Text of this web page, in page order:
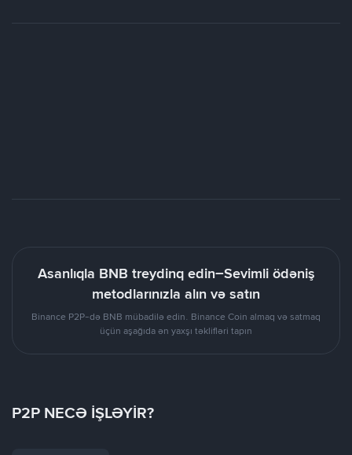
Asanlıqla BNB treydinq edin–Sevimli ödəniş
metodlarınızla alın və satın
Binance P2P-də BNB mübadilə edin. Binance Coin almaq və satmaq
üçün aşağıda ən yaxşı təklifləri tapın
P2P NECƏ İŞLƏYİR?